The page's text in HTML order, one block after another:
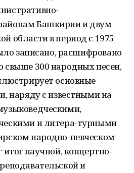
Башкирии и двум
области в период с 1975
записано, расшифровано
свыше 300 народных песен,
основные
наряду с известными на
и литера-турными
народно-певческом
итог научной, концертно-
и